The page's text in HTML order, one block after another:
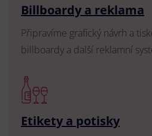
Billboardy a reklama
Připravíme grafický návrh a
billboardy a další reklamní
Etikety a potisky